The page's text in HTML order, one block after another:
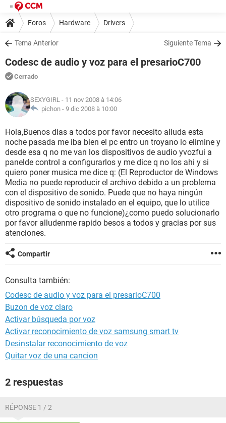
Foros Hardware Drivers
Tema Anterior Siguiente Tema
Codesc de audio y voz para el presarioC700
Cerrado
SEXYGIRL - 11 nov 2008 à 14:06
pichon - 9 dic 2008 à 10:00
Hola,Buenos dias a todos por favor necesito alluda esta
noche pasada me iba bien el pc entro un troyano lo elimine y
desde esa q no me van los dispositivos de audio yvozfui a
panelde control a configurarlos y me dice q no los ahi y si
quiero poner musica me dice q: (El Reproductor de Windows
Media no puede reproducir el archivo debido a un problema
con el dispositivo de sonido. Puede que no haya ningún
dispositivo de sonido instalado en el equipo, que lo utilice
otro programa o que no funcione)¿como puedo solucionarlo
por favor alludenme rapido besos a todos y gracias por sus
atenciones.
Compartir
Consulta también:
Codesc de audio y voz para el presarioC700
Buzon de voz claro
Activar búsqueda por voz
Activar reconocimiento de voz samsung smart tv
Desinstalar reconocimiento de voz
Quitar voz de una cancion
2 respuestas
RÉPONSE 1 / 2